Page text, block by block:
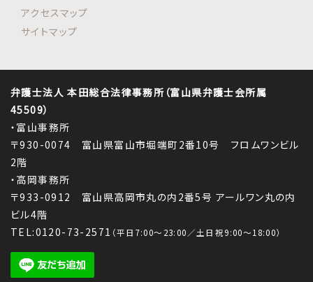
アクセスマップ
サイトマップ
弁護士法人 本田総合法律事務所（富山県弁護士会所属
45509）
・富山事務所
〒930-0074 富山県富山市堀端町2番10号 フロムワンビル
2階
・高岡事務所
〒933-0912 富山県高岡市丸の内2番5号 アールワン丸の内
ビル4階
TEL:0120-73-2571 （平日7:00～23:00／土日祝9:00～18:00）